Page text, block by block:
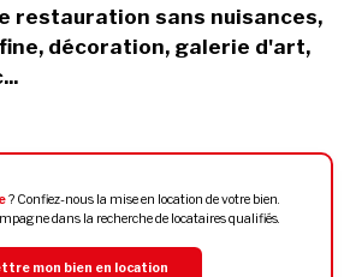
restauration sans nuisances,
décoration, galerie d'art,
? Confiez-nous la mise en location de votre bien.
dans la recherche de locataires qualifiés.
mon bien en location